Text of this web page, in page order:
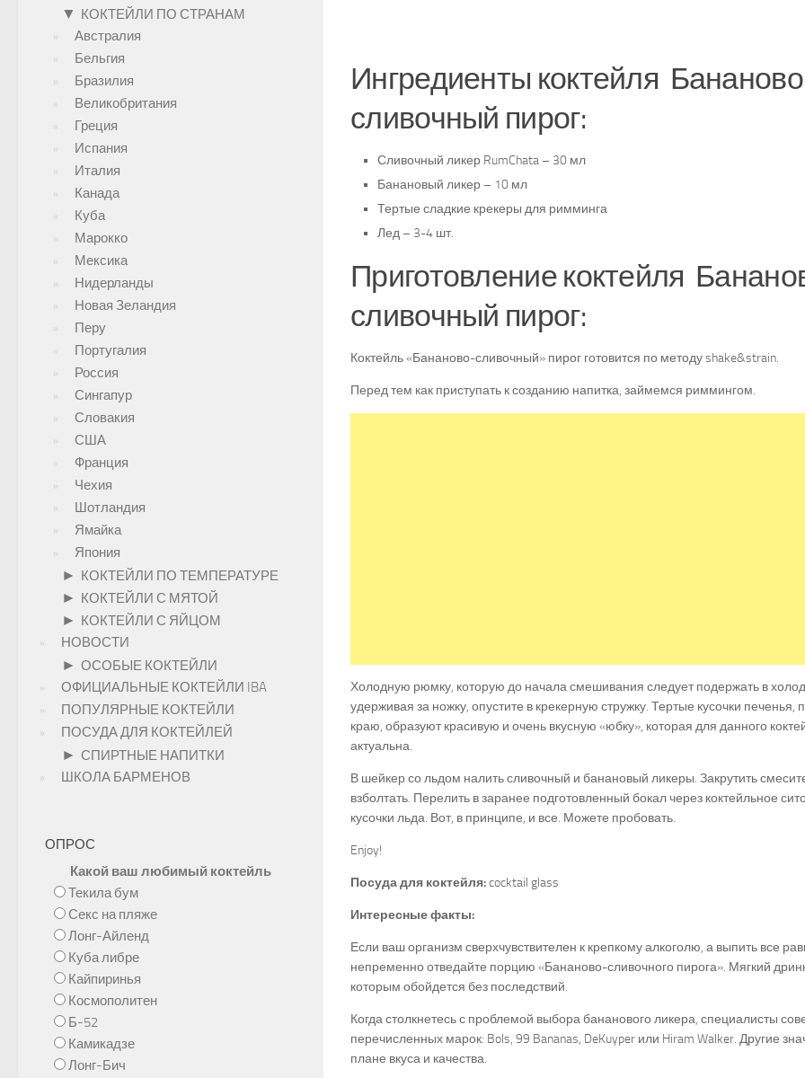
Ингредиенты коктейля
сливочный пирог:
Сливочный ликер RumChata – 30 мл
Банановый ликер – 10 мл
Тертые сладкие крекеры для римминга
Лед – 3-4 шт.
Приготовление коктейля
сливочный пирог:
Коктейль «Бананово-сливочный» пирог готовится по методу shake&strain.
Перед тем как приступать к созданию напитка, займемся риммингом.
Холодную рюмку, которую до начала смешивания следует подержать в
удерживая за ножку, опустите в крекерную стружку. Тертые кусочки печенья,
краю, образуют красивую и очень вкусную «юбку», которая для данного
актуальна.
В шейкер со льдом налить сливочный и банановый ликеры. Закрутить
взболтать. Перелить в заранее подготовленный бокал через коктейльное
кусочки льда. Вот, в принципе, и все. Можете пробовать.
Enjoy!
Посуда для коктейля:cocktail glass
Интересные факты:
Если ваш организм сверхчувствителен к крепкому алкоголю, а выпить все
непременно отведайте порцию «Бананово-сливочного пирога». Мягкий
которым обойдется без последствий.
Когда столкнетесь с проблемой выбора бананового ликера, специалисты
перечисленных марок: Bols, 99 Bananas, DeKuyper или Hiram Walker. Другие
плане вкуса и качества.
▼ КОКТЕЙЛИ ПО СТРАНАМ
Австралия
Бельгия
Бразилия
Великобритания
Греция
Испания
Италия
Канада
Куба
Марокко
Мексика
Нидерланды
Новая Зеландия
Перу
Португалия
Россия
Сингапур
Словакия
США
Франция
Чехия
Шотландия
Ямайка
Япония
► КОКТЕЙЛИ ПО ТЕМПЕРАТУРЕ
► КОКТЕЙЛИ С МЯТОЙ
► КОКТЕЙЛИ С ЯЙЦОМ
НОВОСТИ
► ОСОБЫЕ КОКТЕЙЛИ
ОФИЦИАЛЬНЫЕ КОКТЕЙЛИ IBA
ПОПУЛЯРНЫЕ КОКТЕЙЛИ
ПОСУДА ДЛЯ КОКТЕЙЛЕЙ
► СПИРТНЫЕ НАПИТКИ
ШКОЛА БАРМЕНОВ
ОПРОС
Какой ваш любимый коктейль
Текила бум
Секс на пляже
Лонг-Айленд
Куба либре
Кайпиринья
Космополитен
Б-52
Камикадзе
Лонг-Бич